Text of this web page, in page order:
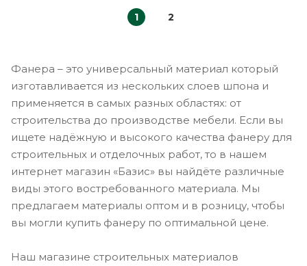
1 2
Фанера – это универсальный материал который
изготавливается из нескольких слоев шпона и
применяется в самых разных областях: от
строительства до производстве мебели. Если вы
ищете надёжную и высокого качества фанеру для
строительных и отделочных работ, то в нашем
интернет магазин «Базис» вы найдёте различные
виды этого востребованного материала. Мы
предлагаем материалы оптом и в розницу, чтобы
вы могли купить фанеру по оптимальной цене.
Наш магазине строительных материалов